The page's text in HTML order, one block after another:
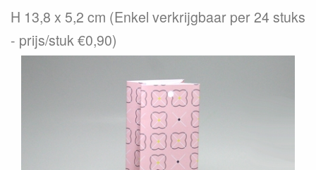
H 13,8 x 5,2 cm (Enkel verkrijgbaar per 24 stuks
- prijs/stuk €0,90)